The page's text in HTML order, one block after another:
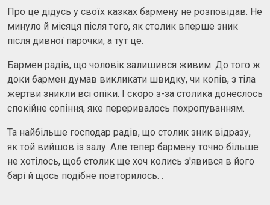
Про це дідусь у своїх казках бармену не розповідав. Не
минуло й місяця після того, як столик вперше зник
після дивної парочки, а тут це.
Бармен радів, що чоловік залишився живим. До того ж
доки бармен думав викликати швидку, чи копів, з тіла
жертви зникли всі опіки. І скоро з-за столика донеслось
спокійне сопіння, яке переривалось похропуванням.
Та найбільше господар радів, що столик зник відразу,
як той вийшов із залу. Але тепер бармену точно більше
не хотілось, щоб столик ще хоч колись з'явився в його
барі й щось подібне повторилось. .